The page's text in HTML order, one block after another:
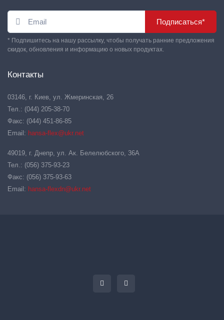
Подписаться*
* Подпишитесь на нашу рассылку, чтобы получать ранние предложения
скидок, обновления и информацию о новых продуктах.
Контакты
03146, г. Киев, ул. Жмеринская, 26
Тел.: (044) 205-38-70
Факс: (044) 451-86-85
Email: hansa-flex@ukr.net
49019, г. Днепр, ул. Ак. Белелюбского, 36А
Тел.: (056) 375-93-23
Факс: (056) 375-93-63
Email: hansa-flexdn@ukr.net